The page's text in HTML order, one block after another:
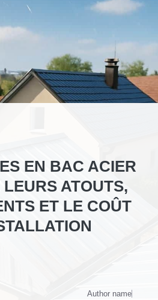
EN BAC ACIER
ATOUTS,
ET LE COÛT
Author name